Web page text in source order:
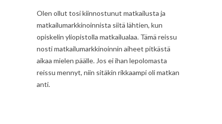
Olen ollut tosi kiinnostunut matkailusta ja
matkailumarkkinoinnista siitä lähtien, kun
opiskelin yliopistolla matkailualaa. Tämä reissu
nosti matkailumarkkinoinnin aiheet pitkästä
aikaa mielen päälle. Jos ei ihan lepolomasta
reissu mennyt, niin sitäkin rikkaampi oli matkan
anti.